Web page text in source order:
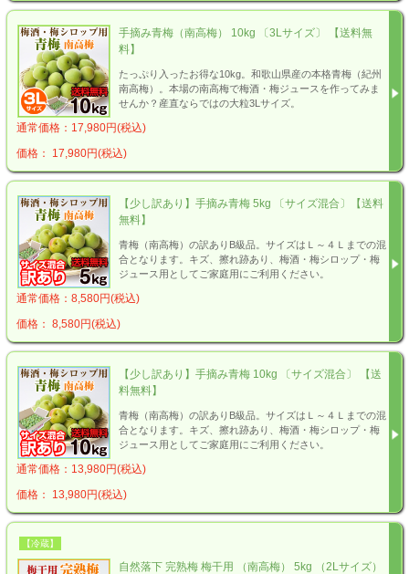
手摘み青梅（南高梅） 10kg 〔3Lサイズ〕 【送料無
料】
たっぷり入ったお得な10kg。和歌山県産の本格青梅（紀州
南高梅）。本場の南高梅で梅酒・梅ジュースを作ってみま
せんか？産直ならではの大粒3Lサイズ。
通常価格：17,980円(税込)
価格： 17,980円(税込)
【少し訳あり】手摘み青梅 5kg 〔サイズ混合〕【送料
無料】
青梅（南高梅）の訳ありB級品。サイズはＬ～４Ｌまでの混
合となります。キズ、擦れ跡あり、梅酒・梅シロップ・梅
ジュース用としてご家庭用にご利用ください。
通常価格：8,580円(税込)
価格： 8,580円(税込)
【少し訳あり】手摘み青梅 10kg 〔サイズ混合〕 【送
料無料】
青梅（南高梅）の訳ありB級品。サイズはＬ～４Ｌまでの混
合となります。キズ、擦れ跡あり、梅酒・梅シロップ・梅
ジュース用としてご家庭用にご利用ください。
通常価格：13,980円(税込)
価格： 13,980円(税込)
【冷蔵】
自然落下 完熟梅 梅干用 （南高梅） 5kg （2Lサイズ）